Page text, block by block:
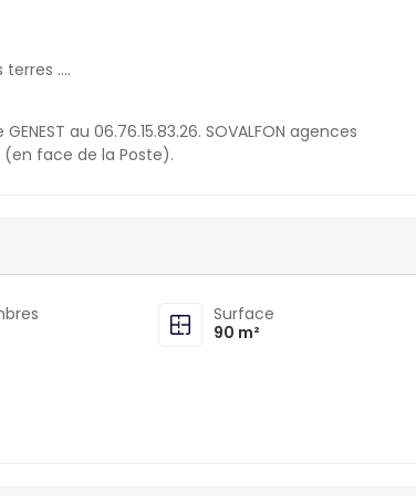
terres ….
au 06.76.15.83.26. SOVALFON agences
face de la Poste).
Surface
90 m²